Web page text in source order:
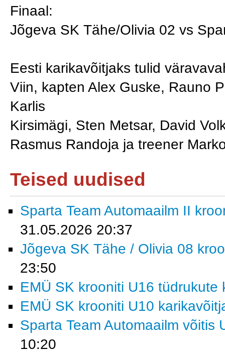
Finaal:
Jõgeva SK Tähe/Olivia 02 vs
Eesti karikavõitjaks tulid
Viin, kapten Alex Guske, Rauno
Karlis
Kirsimägi, Sten Metsar, David
Rasmus Randoja ja treener
Teised uudised
Sparta Team Automaailm II
31.05.2026 20:37
Jõgeva SK Tähe / Olivia 08
23:50
EMÜ SK krooniti U16 tüdrukute
EMÜ SK krooniti U10
Sparta Team Automaailm võitis
10:20